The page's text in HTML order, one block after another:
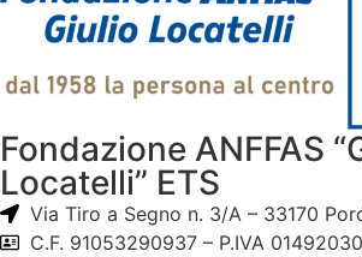
Fondazione ANFFAS
Locatelli” ETS
Via Tiro a Segno n. 3/A – 33170
C.F. 91053290937 – P.IVA